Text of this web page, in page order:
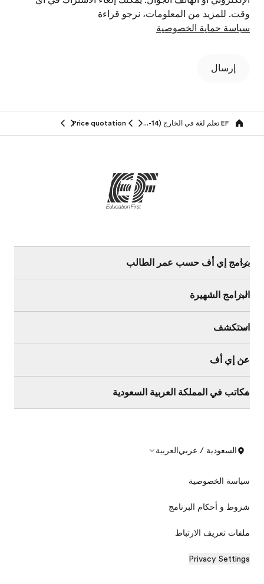
وقت. للمزيد من المعلومات، نرجو قراءة
سياسة حماية الخصوصية
إرسال
Home EF تعلم لغة في الخارج (14-25 سنة) Price quotation
برامج إي أف حسب عمر الطالب
البرامج الشهيرة
استكشف
عن إي أف
مكاتب في المملكة العربية السعودية
السعودية / عربيالعربية
سياسة الخصوصية
شروط و أحكام البرنامج
ملفات تعريف الارتباط
Privacy Settings